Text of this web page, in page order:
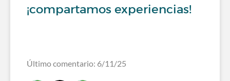
¡compartamos experiencias!
Último comentario: 6/11/25